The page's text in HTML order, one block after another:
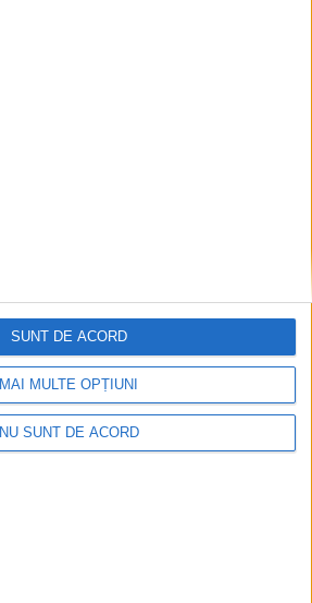
MAI MULTE OPȚIUNI
NU SUNT DE ACORD
SUNT DE ACORD